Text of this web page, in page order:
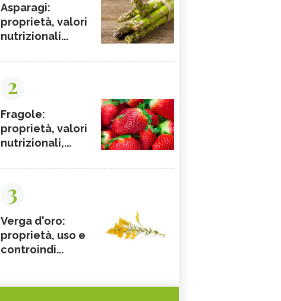
Asparagi:
proprietà, valori
nutrizionali...
2
Fragole:
proprietà, valori
nutrizionali,...
3
Verga d'oro:
proprietà, uso e
controindi...